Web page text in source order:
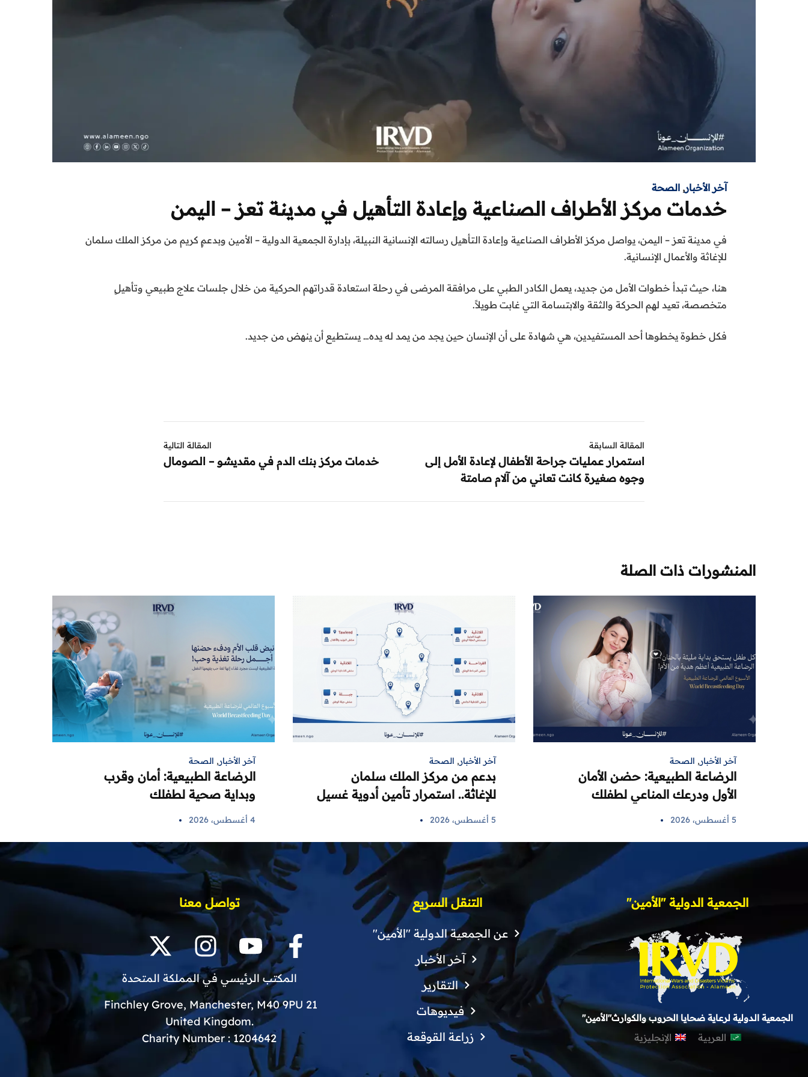
آخر الأخبار, الصحة
خدمات مركز الأطراف الصناعية وإعادة التأهيل في مدينة تعز – اليمن
في مدينة تعز – اليمن، يواصل مركز الأطراف الصناعية وإعادة التأهيل رسالته الإنسانية النبيلة، بإدارة الجمعية الدولية – الأمين وبدعمٍ كريم من مركز الملك سلمان
للإغاثة والأعمال الإنسانية.
هنا، حيث تبدأ خطوات الأمل من جديد، يعمل الكادر الطبي على مرافقة المرضى في رحلة استعادة قدراتهم الحركية من خلال جلسات علاج طبيعي وتأهيلٍ
متخصصة، تعيد لهم الحركة والثقة والابتسامة التي غابت طويلاً.
فكل خطوة يخطوها أحد المستفيدين، هي شهادة على أن الإنسان حين يجد من يمد له يده… يستطيع أن ينهض من جديد.
المقالة السابقة
استمرار عمليات جراحة الأطفال لإعادة الأمل إلى
وجوه صغيرة كانت تعاني من آلام صامتة
المقالة التالية
خدمات مركز بنك الدم في مقديشو – الصومال
المنشورات ذات الصلة
آخر الأخبار, الصحة
الرضاعة الطبيعية: حضن الأمان
الأول ودرعك المناعي لطفلك
5 أغسطس، 2026
آخر الأخبار, الصحة
بدعم من مركز الملك سلمان
للإغاثة.. استمرار تأمين أدوية غسيل
5 أغسطس، 2026
آخر الأخبار, الصحة
الرضاعة الطبيعية: أمان وقرب
وبداية صحية لطفلك
4 أغسطس، 2026
الجمعية الدولية "الأمين"
الجمعية الدولية لرعاية ضحايا الحروب والكوارث"الأمين"
العربية الإنجليزية
التنقل السريع
عن الجمعية الدولية "الأمين"
آخر الأخبار
التقارير
فيديوهات
زراعة القوقعة
تواصل معنا
المكتب الرئيسي في المملكة المتحدة
21 Finchley Grove, Manchester, M40 9PU
.United Kingdom
Charity Number : 1204642